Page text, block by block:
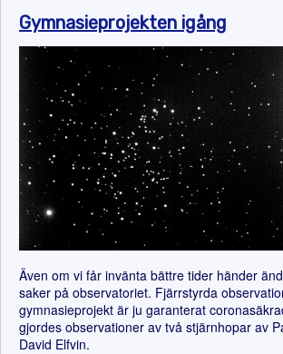
Gymnasieprojekten igång
Även om vi får invänta bättre tider händer
saker på observatoriet. Fjärrstyrda
gymnasieprojekt är ju garanterat
gjordes observationer av två stjärnhopar av
David Elfvin.